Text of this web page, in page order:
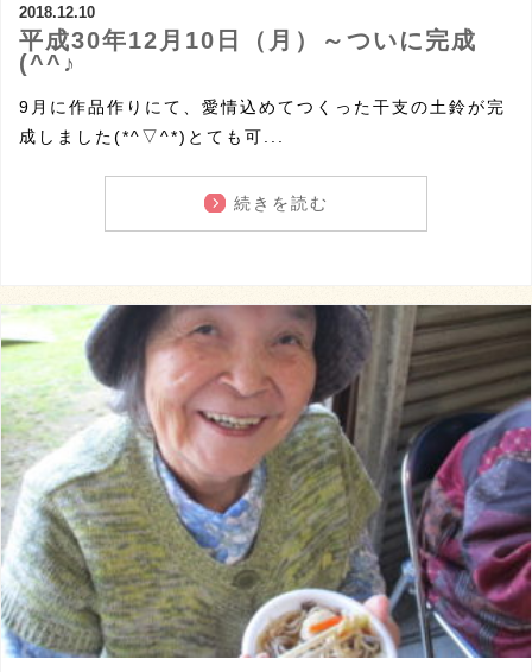
2018.12.10
平成30年12月10日（月）～ついに完成
(^^♪
9月に作品作りにて、愛情込めてつくった干支の土鈴が完
成しました(*^▽^*)とても可...
続きを読む